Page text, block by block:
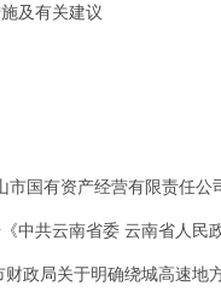
及有关建议
市国有资产经营有限责任
中共云南省委 云南省人民
财政局关于明确绕城高速